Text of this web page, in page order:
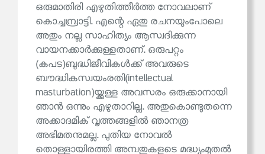
ഒരുമാതിരി എഴുതിത്തീര്‍ത്ത നോവലാണ്
കൊച്ചമ്പ്രാട്ടി. എന്റെ ഏതു രചനയുംപോലെ
അതും നല്ല സാഹിത്യം ആസ്വദിക്കുന്ന
വായനക്കാര്‍ക്കുള്ളതാണ്. ഒരുപറ്റം
(കപട)ബുദ്ധിജീവികള്‍ക്ക് അവരുടെ
ബൗദ്ധികസ്വയംരതി(intellectual
masturbation)യ്ക്കുള്ള അവസരം ഒരുക്കാനായി
ഞാന്‍ ഒന്നും എഴുതാറില്ല. അതുകൊണ്ടുതന്നെ
അക്കാദമിക് വൃത്തങ്ങളില്‍ ഞാനത്ര
അഭിമതനുമല്ല. പുതിയ നോവല്‍
തൊള്ളായിരത്തി അമ്പതുകളുടെ മദ്ധ്യംമുതൽ